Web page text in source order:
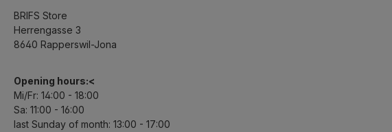
BRIFS Store
Herrengasse 3
8640 Rapperswil-Jona
Opening hours:<
Mi/Fr: 14:00 - 18:00
Sa: 11:00 - 16:00
last Sunday of month: 13:00 - 17:00